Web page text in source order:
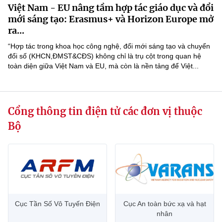
Sở Khoa học và Công nghệ
Chuyển đổi số
Sở hữu trí tuệ
Năng lượng nguyên tử
Tin địa phương
Văn bản QPPL
Văn bản chỉ đạo điều hành
Lấy ý kiến người dân về dự thảo VBQPPL
MST IOFFICE
THỐNG KÊ
Khoa học và Công nghệ
Chuyển đổi số
Bưu chính, Viễn thông
Tiêu chuẩn, đo lường, chất lượng
Năng lượng nguyên tử
Multimedia
Videos
Nhiệm vụ trọng tâm
Việt Nam - EU nâng tầm hợp tác giáo dục và đổi
mới sáng tạo: Erasmus+ và Horizon Europe mở
ra...
“Hợp tác trong khoa học công nghệ, đổi mới sáng tạo và chuyển
đổi số (KHCN,ĐMST&CĐS) không chỉ là trụ cột trong quan hệ
toàn diện giữa Việt Nam và EU, mà còn là nền tảng để Việt...
Cổng thông tin điện tử các đơn vị thuộc
Bộ
Cục Tần Số Vô Tuyến Điện
Cục An toàn bức xạ và hạt
nhân